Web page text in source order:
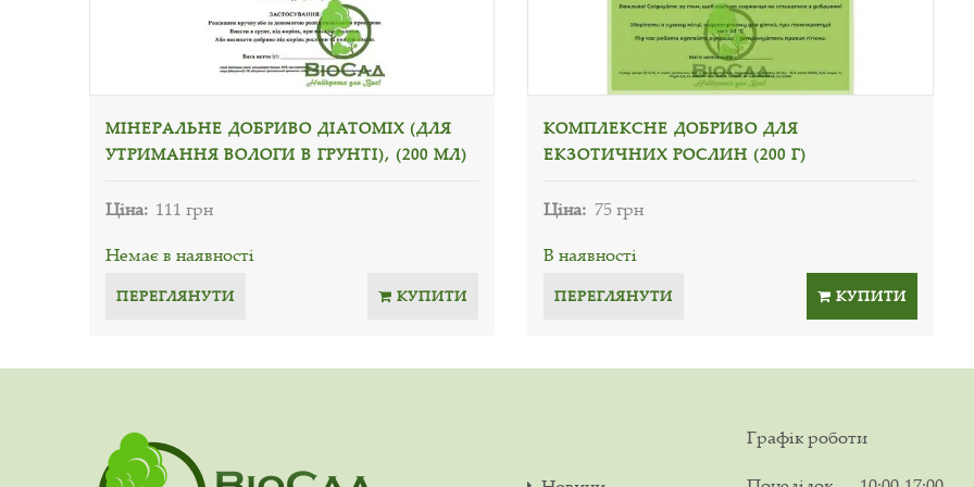
МІНЕРАЛЬНЕ ДОБРИВО ДІАТОМІХ (ДЛЯ
УТРИМАННЯ ВОЛОГИ В ГРУНТІ), (200 МЛ)
Ціна: 111 грн
Немає в наявності
ПЕРЕГЛЯНУТИ КУПИТИ
КОМПЛЕКСНЕ ДОБРИВО ДЛЯ
ЕКЗОТИЧНИХ РОСЛИН (200 Г)
Ціна: 75 грн
В наявності
ПЕРЕГЛЯНУТИ КУПИТИ
Графік роботи